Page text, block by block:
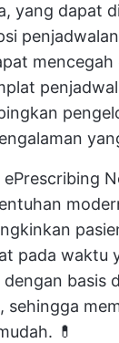
yang dapat
pada waktu
basis
sehingga
💊